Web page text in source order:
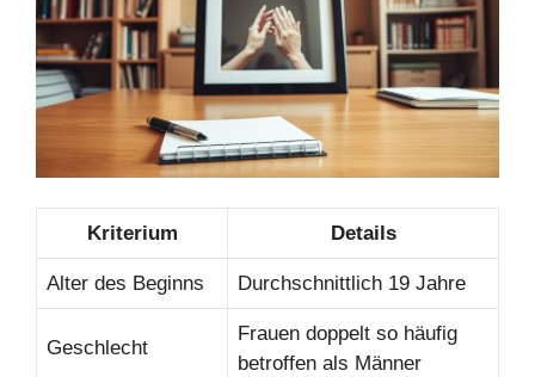
Kriterium Details
Alter des Beginns Durchschnittlich 19 Jahre
Geschlecht
Frauen doppelt so häufig
betroffen als Männer